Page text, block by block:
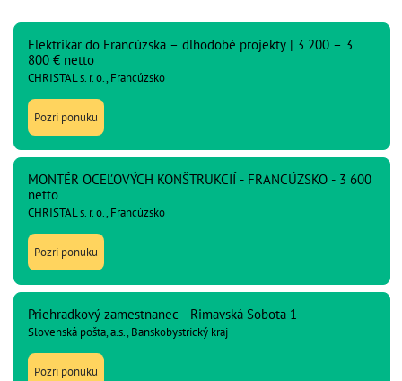
Elektrikár do Francúzska – dlhodobé projekty | 3 200 – 3
800 € netto
CHRISTAL s. r. o., Francúzsko
Pozri ponuku
MONTÉR OCEĽOVÝCH KONŠTRUKCIÍ - FRANCÚZSKO - 3 600
netto
CHRISTAL s. r. o., Francúzsko
Pozri ponuku
Priehradkový zamestnanec - Rimavská Sobota 1
Slovenská pošta, a.s., Banskobystrický kraj
Pozri ponuku